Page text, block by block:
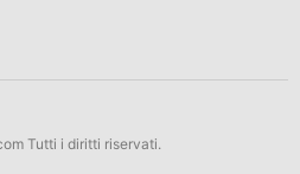
Tutti i diritti riservati.